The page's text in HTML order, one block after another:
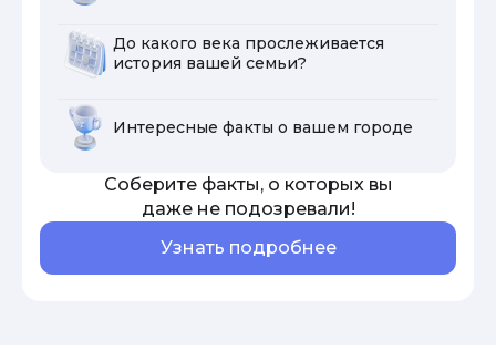
До какого века прослеживается
история вашей семьи?
Интересные факты о вашем городе
Соберите факты, о которых вы
даже не подозревали!
Узнать подробнее